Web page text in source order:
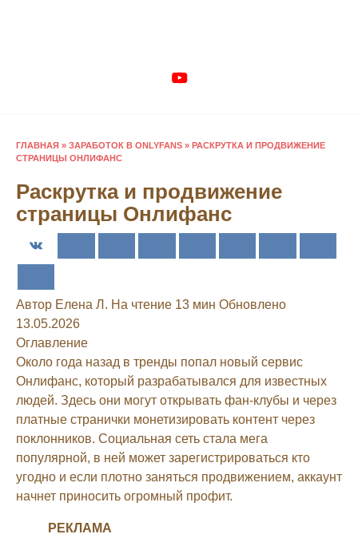
ГЛАВНАЯ » ЗАРАБОТОК В ONLYFANS » РАСКРУТКА И ПРОДВИЖЕНИЕ
СТРАНИЦЫ ОНЛИФАНС
Раскрутка и продвижение
страницы Онлифанс
Автор Елена Л. На чтение 13 мин Обновлено
13.05.2026
Оглавление
Около года назад в тренды попал новый сервис
Онлифанс, который разрабатывался для известных
людей. Здесь они могут открывать фан-клубы и через
платные странички монетизировать контент через
поклонников. Социальная сеть стала мега
популярной, в ней может зарегистрироваться кто
угодно и если плотно заняться продвижением, аккаунт
начнет приносить огромный профит.
РЕКЛАМА